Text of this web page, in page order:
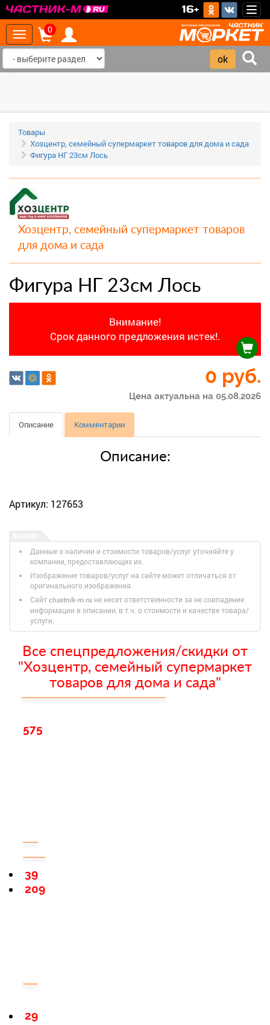
16+
Toggle
navigation
0
Товары
Хозцентр, семейный супермаркет товаров для дома и сада
Фигура НГ 23см Лось
Хозцентр, семейный супермаркет товаров
для дома и сада
Фигура НГ 23см Лось
Внимание!
Срок данного предложения истек!.
0 руб.
Цена актуальна на 05.08.2026
Описание Комментарии
Описание:
Артикул: 127653
Данные о наличии и стоимости товаров/услуг уточняйте у
компании, предоставляющих их.
Изображение товаров/услуг на сайте может отличаться от
оригинального изображения.
Сайт chastnik-m.ru не несет ответственности за не совпадение
информации в описании, в т.ч. о стоимости и качестве товара/
услуги.
Все спецпредложения/скидки от
"Хозцентр, семейный супермаркет
товаров для дома и сада"
575
209
39
29
‹ ›